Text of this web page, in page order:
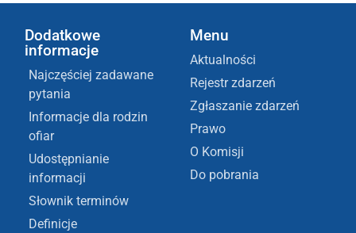
Dodatkowe
informacje
Najczęściej zadawane
pytania
Informacje dla rodzin
ofiar
Udostępnianie
informacji
Słownik terminów
Definicje
Menu
Aktualności
Rejestr zdarzeń
Zgłaszanie zdarzeń
Prawo
O Komisji
Do pobrania